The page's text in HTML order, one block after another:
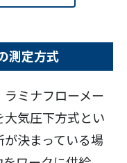
測定方式
ミナフローメー
気圧下方式とい
決まっている場